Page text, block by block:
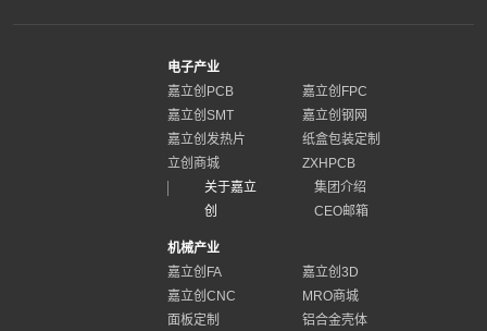
电子产业
嘉立创PCB
嘉立创FPC
嘉立创SMT
嘉立创钢网
嘉立创发热片
纸盒包装定制
立创商城
ZXHPCB
关于嘉立
创
集团介绍
CEO邮箱
机械产业
嘉立创FA
嘉立创3D
嘉立创CNC
MRO商城
面板定制
铝合金壳体